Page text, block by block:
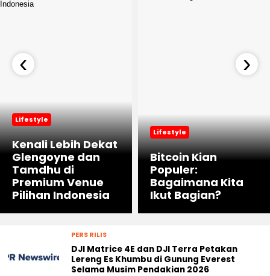
Lifestyle
Kenali Lebih Dekat
Glengoyne dan
Tamdhu di
Premium Venue
Pilihan Indonesia
Lifestyle
Bitcoin Kian
Populer:
Bagaimana Kita
Ikut Bagian?
‹ ›
PERS RILIS
DJI Matrice 4E dan DJI Terra Petakan
Lereng Es Khumbu di Gunung Everest
Selama Musim Pendakian 2026